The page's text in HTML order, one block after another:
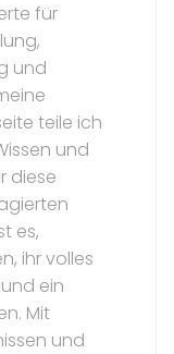
für
und
teile ich
und
diese
es,
ihr volles
ein
Mit
und